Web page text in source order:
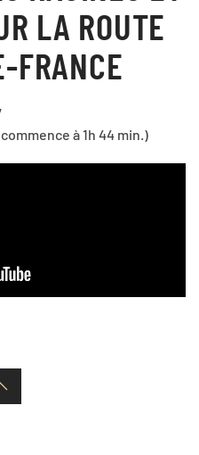
LA ROUTE
FRANCE
à 1h 44 min.)